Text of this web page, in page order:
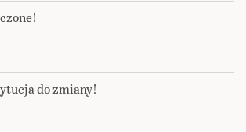
do zmiany!